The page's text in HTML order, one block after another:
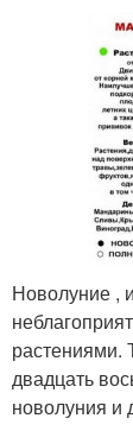
Новолуние ,
растениями.
двадцать
новолуния и